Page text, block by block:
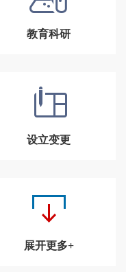
教育科研
设立变更
展开更多+